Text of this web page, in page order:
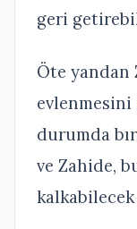
geri
Öte yandan
durumda
ve Zahide,